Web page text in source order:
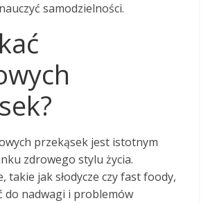
samodzielności.
przekąsek jest istotnym
zdrowego stylu życia.
takie jak słodycze czy fast foody,
do nadwagi i problemów